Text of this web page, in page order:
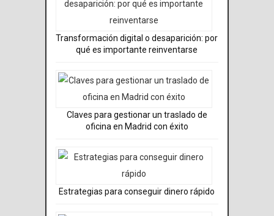
Transformación digital o desaparición: por
qué es importante reinventarse
Claves para gestionar un traslado de
oficina en Madrid con éxito
Estrategias para conseguir dinero rápido